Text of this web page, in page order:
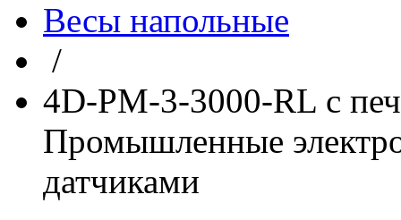
Весы напольные
/
4D-PM-3-3000-RL с
Промышленные
датчиками